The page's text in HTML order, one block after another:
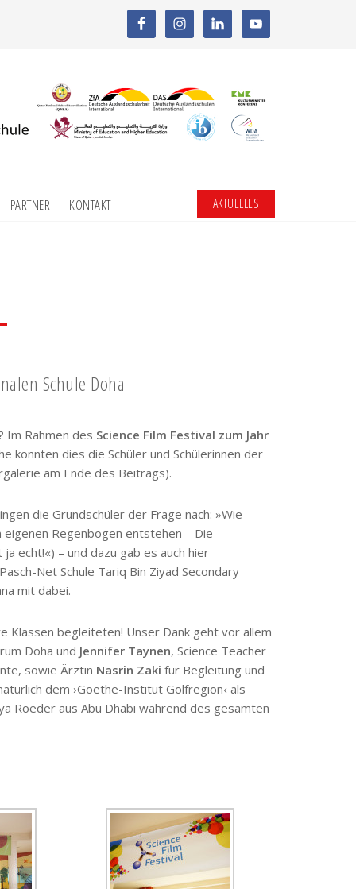
PARTNER KONTAKT AKTUELLES
Schule Doha
Im Rahmen des Science Film Festival zum Jahr
dies die Schüler und Schülerinnen der
am Ende des Beitrags).
die Grundschüler der Frage nach: »Wie
Regenbogen entstehen – Die
echt!«) – und dazu gab es auch hier
Net Schule Tariq Bin Ziyad Secondary
mit dabei.
Klassen begleiteten! Unser Dank geht vor allem
Doha und Jennifer Taynen, Science Teacher
sowie Ärztin Nasrin Zaki für Begleitung und
dem ›Goethe-Institut Golfregion‹ als
Roeder aus Abu Dhabi während des gesamten